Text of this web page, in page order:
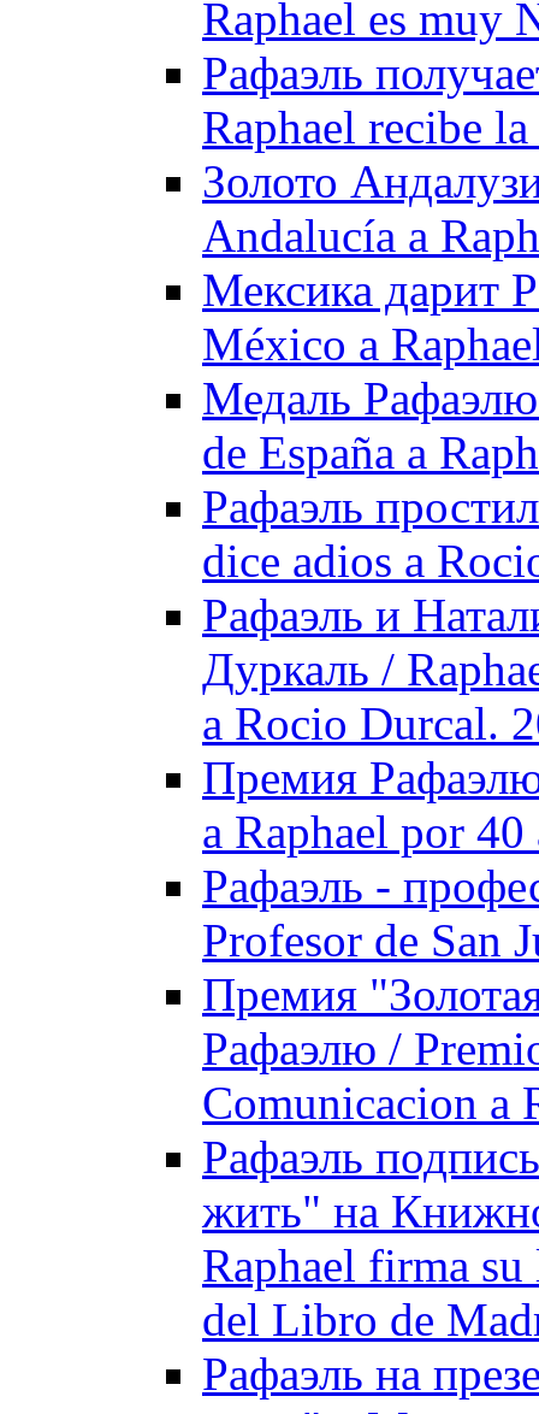
Raphael es muy
Рафаэль
Raphael recibe
Золото
Andalucía a
Мексика дарит
México a
Медаль
de España a
Рафаэль
dice adios a
Рафаэль и
Дуркаль /
a Rocio Durcal.
Премия
a Raphael por
Рафаэль -
Prоfesor de San
Премия
Рафаэлю /
Comunicacion a
Рафаэль
жить" на
Raphael firma
del Libro de
Рафаэль на